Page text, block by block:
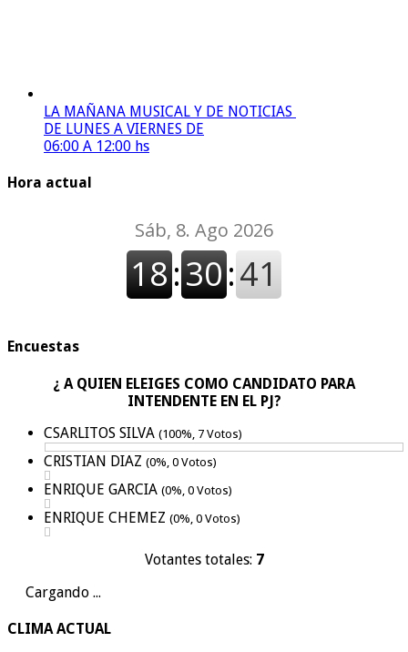
LA MAÑANA MUSICAL Y DE NOTICIAS
DE LUNES A VIERNES DE
06:00 A 12:00 hs
Hora actual
Encuestas
¿ A QUIEN ELEIGES COMO CANDIDATO PARA
INTENDENTE EN EL PJ?
CSARLITOS SILVA (100%, 7 Votos)
CRISTIAN DIAZ (0%, 0 Votos)
ENRIQUE GARCIA (0%, 0 Votos)
ENRIQUE CHEMEZ (0%, 0 Votos)
Votantes totales: 7
Cargando ...
CLIMA ACTUAL